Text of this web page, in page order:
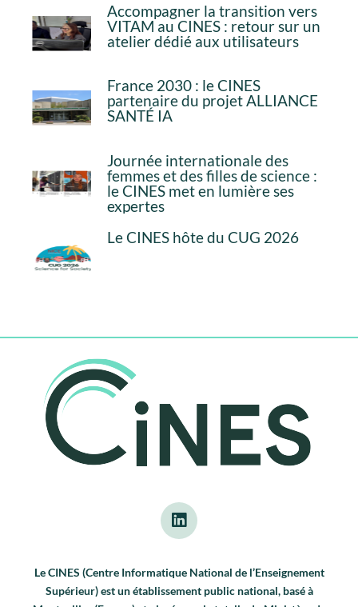
Accompagner la transition vers
VITAM au CINES : retour sur un
atelier dédié aux utilisateurs
France 2030 : le CINES
partenaire du projet ALLIANCE
SANTÉ IA
Journée internationale des
femmes et des filles de science :
le CINES met en lumière ses
expertes
Le CINES hôte du CUG 2026
Le CINES (Centre Informatique National de l’Enseignement
Supérieur) est un établissement public national, basé à